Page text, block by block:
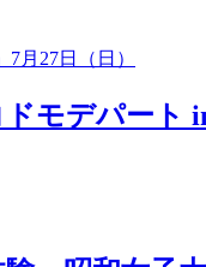
モデパート